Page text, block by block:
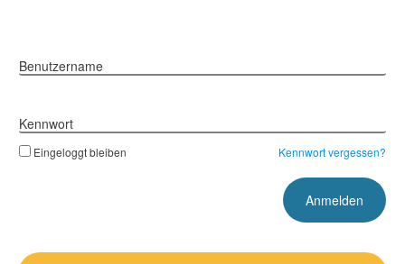
Benutzername
Kennwort
Eingeloggt bleiben Kennwort vergessen?